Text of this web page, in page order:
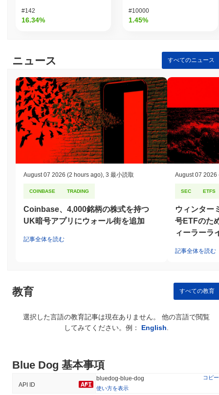
#142
16.34%
#10000
1.45%
ニュース すべてのニュース
August 07 2026 (2 hours ago) 3 最小読取
COINBASE TRADING
Coinbase、4,000銘柄の株式を持つ
UK暗号アプリにウォール街を追加
記事全体を読む
August 07 2026
SEC ETFS
ウィンター
号ETFのた
ィーラーラ
記事全体を読む
教育 すべての教育
選択した言語の教育記事は現在ありません。 他の言語で閲覧
してみてください。例： English
Blue Dog 基本事項
API ID
bluedog-blue-dog
コピー
使い方を表示